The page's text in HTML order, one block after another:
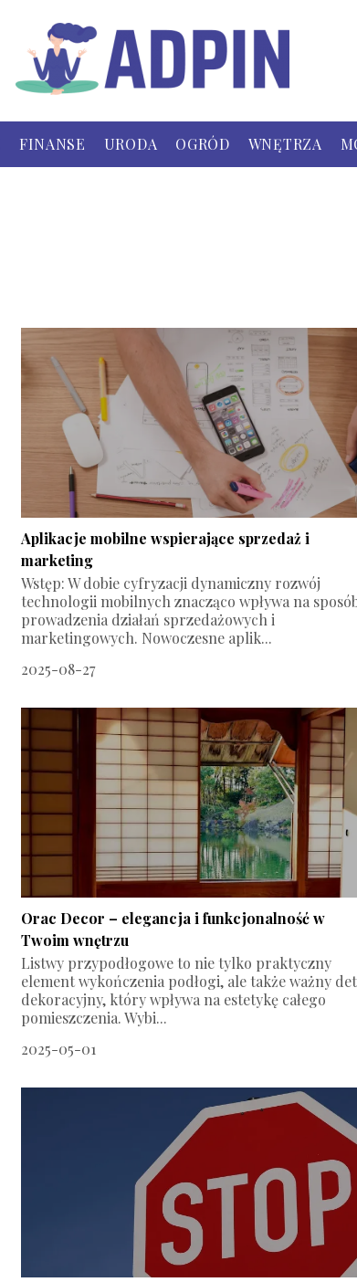
FINANSE URODA OGRÓD WNĘTRZA
Aplikacje mobilne wspierające sprzedaż i
marketing
Wstęp: W dobie cyfryzacji dynamiczny rozwój
technologii mobilnych znacząco wpływa na
prowadzenia działań sprzedażowych i
marketingowych. Nowoczesne aplik...
2025-08-27
Orac Decor – elegancja i funkcjonalność w
Twoim wnętrzu
Listwy przypodłogowe to nie tylko praktyczny
element wykończenia podłogi, ale także ważny
dekoracyjny, który wpływa na estetykę całego
pomieszczenia. Wybi...
2025-05-01